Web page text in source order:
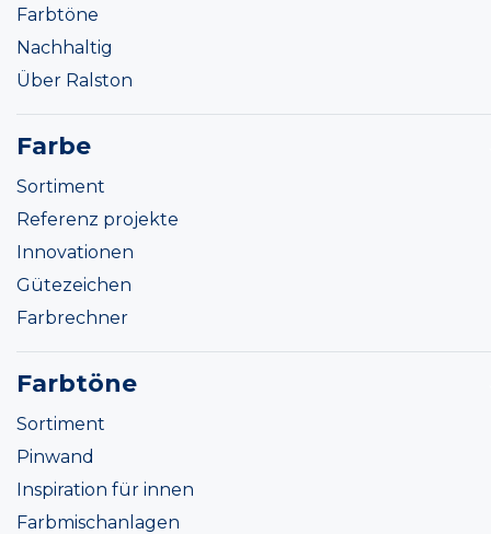
Farbtöne
Nachhaltig
Über Ralston
Farbe
Sortiment
Referenz projekte
Innovationen
Gütezeichen
Farbrechner
Farbtöne
Sortiment
Pinwand
Inspiration für innen
Farbmischanlagen